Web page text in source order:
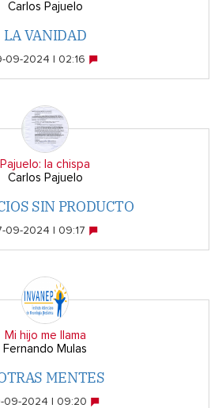
Carlos Pajuelo
LA VANIDAD
09-2024 | 02:16
Pajuelo: la chispa
Carlos Pajuelo
SIN PRODUCTO
09-2024 | 09:17
Mi hijo me llama
Fernando Mulas
MENTES
09-2024 | 09:20